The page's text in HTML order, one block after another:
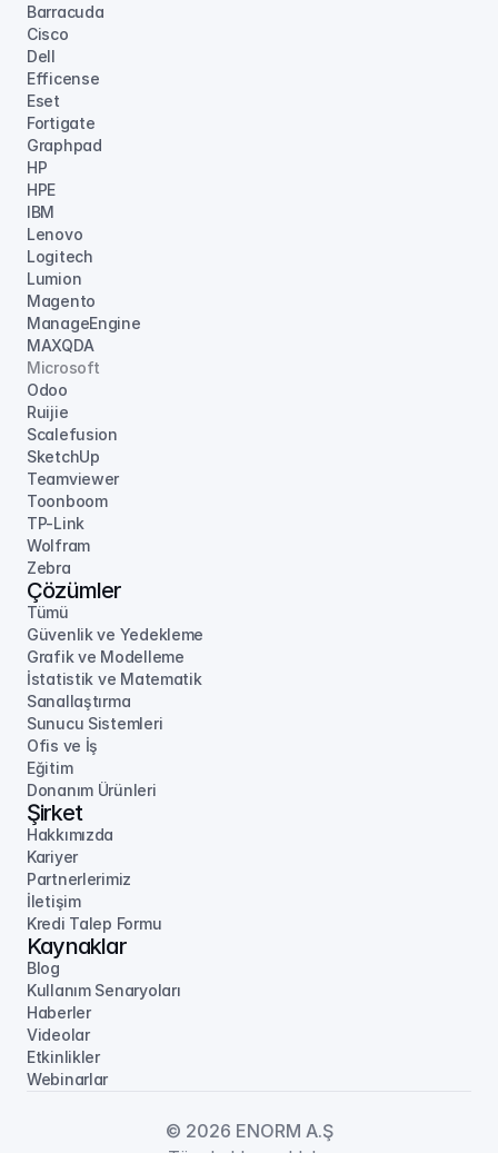
Barracuda
Cisco
Dell
Efficense
Eset
Fortigate
Graphpad
HP
HPE
IBM
Lenovo
Logitech
Lumion
Magento
ManageEngine
MAXQDA
Microsoft
Odoo
Ruijie
Scalefusion
SketchUp
Teamviewer
Toonboom
TP-Link
Wolfram
Zebra
Çözümler
Tümü
Güvenlik ve Yedekleme
Grafik ve Modelleme
İstatistik ve Matematik
Sanallaştırma
Sunucu Sistemleri
Ofis ve İş
Eğitim
Donanım Ürünleri
Şirket
Hakkımızda
Kariyer
Partnerlerimiz
İletişim
Kredi Talep Formu
Kaynaklar
Blog
Kullanım Senaryoları
Haberler
Videolar
Etkinlikler
Webinarlar
© 2026 ENORM A.Ş